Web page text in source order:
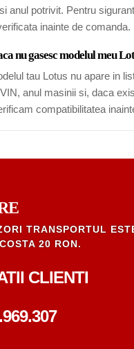
anul potrivit. Pentru
inainte de comanda.
nu gasesc modelul meu
tau Lotus nu apare in
anul masinii si, daca
compatibilitatea
TRANSPORTUL
20 RON.
CLIENTI